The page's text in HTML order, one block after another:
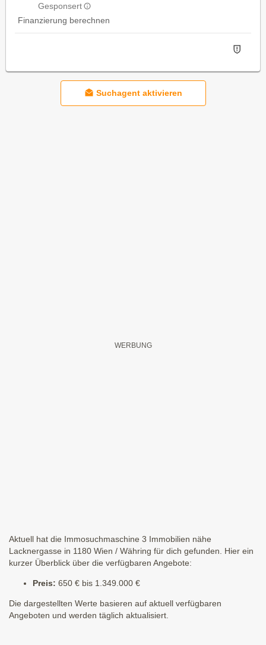
Gesponsert
Finanzierung berechnen
Suchagent aktivieren
Aktuell hat die Immosuchmaschine 3 Immobilien nähe
Lacknergasse in 1180 Wien / Währing für dich gefunden. Hier ein
kurzer Überblick über die verfügbaren Angebote:
Preis: 650 € bis 1.349.000 €
Die dargestellten Werte basieren auf aktuell verfügbaren
Angeboten und werden täglich aktualisiert.